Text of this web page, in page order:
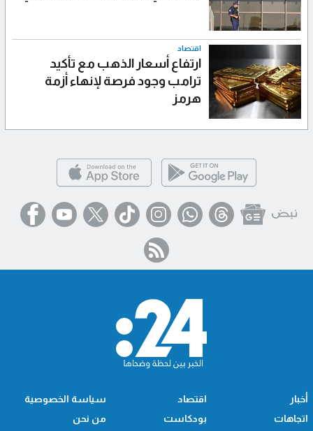
اقتصاد
ارتفاع أسعار الذهب مع تأكيد
ترامب وجود فرصة لإنهاء أزمة
هرمز
أخبار
اتجاهات
اقتصاد
بودكاست
سياسة الخصوصية
من نحن